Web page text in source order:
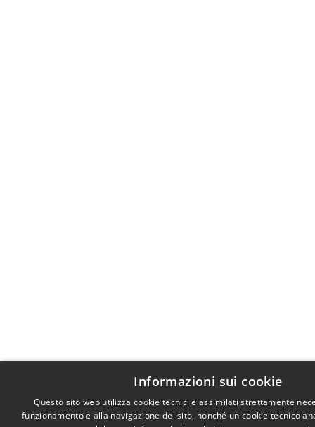
Informazioni sui cookie
Questo sito web utilizza cookie tecnici e assimilati strettamente
funzionamento e alla navigazione del sito, nonché un cookie tecnico